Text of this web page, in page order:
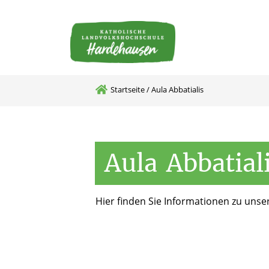
Startseite/Aula Abbatialis
Aula
Hier finden Sie Informationen zu